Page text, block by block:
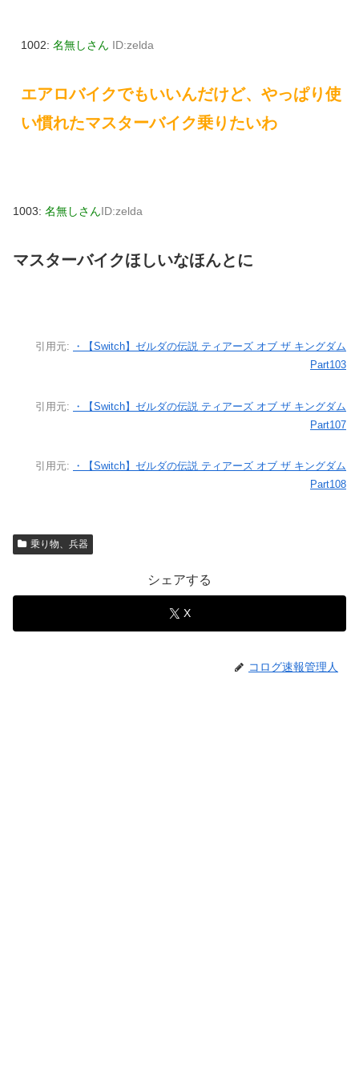
1002: 名無しさん ID:zelda
エアロバイクでもいいんだけど、やっぱり使
い慣れたマスターバイク乗りたいわ
1003: 名無しさんID:zelda
マスターバイクほしいなほんとに
引用元:
・【Switch】ゼルダの伝説 ティアーズ オブ ザ キングダム
Part103
引用元:
・【Switch】ゼルダの伝説 ティアーズ オブ ザ キングダム
Part107
引用元:
・【Switch】ゼルダの伝説 ティアーズ オブ ザ キングダム
Part108
乗り物、兵器
シェアする
X
コログ速報管理人